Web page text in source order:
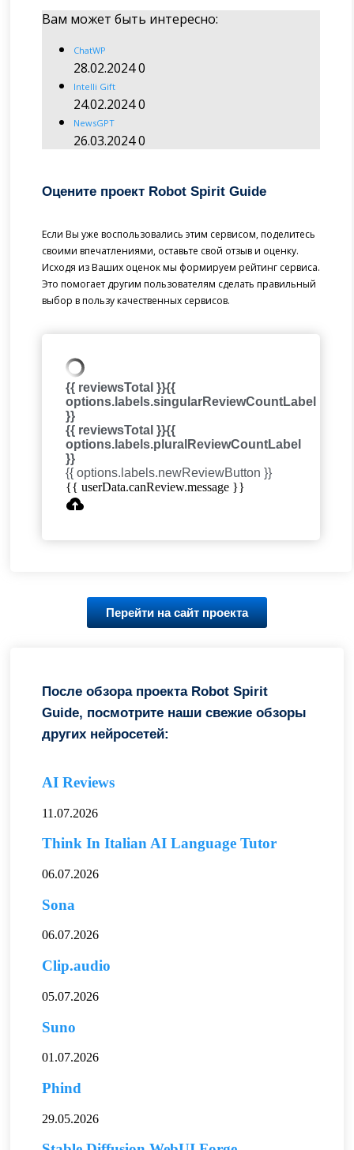
Вам может быть интересно:
ChatWP
28.02.20240
Intelli Gift
24.02.20240
NewsGPT
26.03.20240
Оцените проект Robot Spirit Guide
Если Вы уже воспользовались этим сервисом, поделитесь
своими впечатлениями, оставьте свой отзыв и оценку.
Исходя из Ваших оценок мы формируем рейтинг сервиса.
Это помогает другим пользователям сделать правильный
выбор в пользу качественных сервисов.
{{ reviewsTotal }}{{
options.labels.singularReviewCountLabel
}}
{{ reviewsTotal }}{{
options.labels.pluralReviewCountLabel
}}
{{ options.labels.newReviewButton }}
{{ userData.canReview.message }}
Перейти на сайт проекта
После обзора проекта Robot Spirit
Guide, посмотрите наши свежие обзоры
других нейросетей:
AI Reviews
11.07.2026
Think In Italian AI Language Tutor
06.07.2026
Sona
06.07.2026
Clip.audio
05.07.2026
Suno
01.07.2026
Phind
29.05.2026